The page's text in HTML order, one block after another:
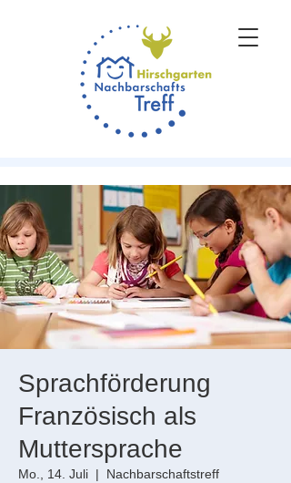
Sprachförderung
Französisch als
Muttersprache
Mo., 14. Juli
  |
Nachbarschaftstreff